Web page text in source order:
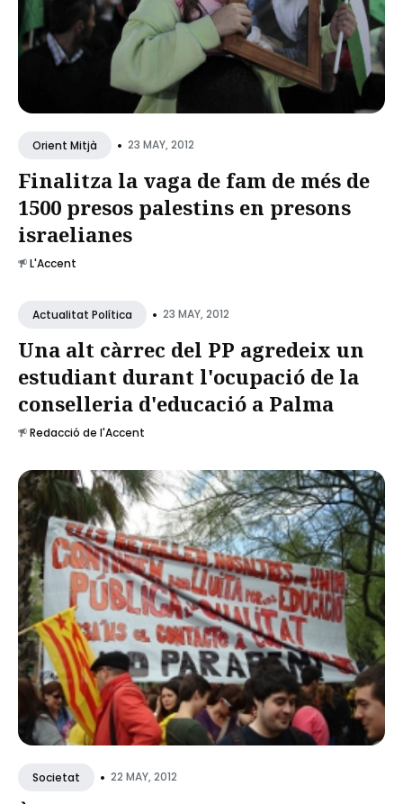
Orient Mitjà • 23 MAY, 2012
Finalitza la vaga de fam de més de
1500 presos palestins en presons
israelianes
L'Accent
Actualitat Política • 23 MAY, 2012
Una alt càrrec del PP agredeix un
estudiant durant l'ocupació de la
conselleria d'educació a Palma
Redacció de l'Accent
Societat • 22 MAY, 2012